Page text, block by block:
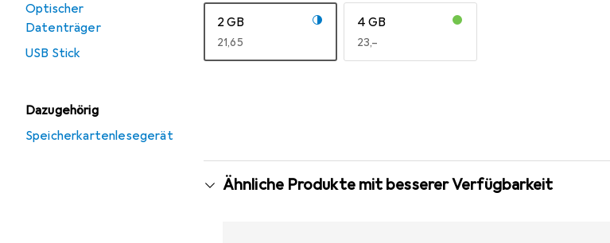
Optischer
Datenträger
USB Stick
Dazugehörig
Speicherkartenlesegerät
2 GB
EUR
21,65
4 GB
EUR
23,–
Ähnliche Produkte mit besserer Verfügbarkeit